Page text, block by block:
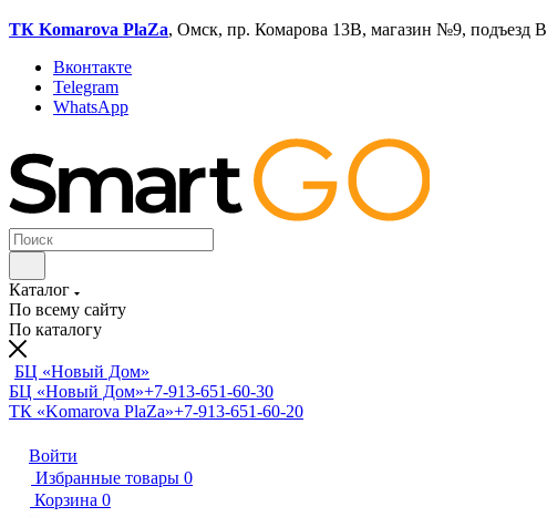
ТК Komarova PlaZa, Омск, пр. Комарова 13В, магазин №9, подъезд В
Вконтакте
Telegram
WhatsApp
Каталог
По всему сайту
По каталогу
БЦ «Новый Дом»
БЦ «Новый Дом»+7-913-651-60-30
ТК «Komarova PlaZa»+7-913-651-60-20
Войти
Избранные товары 0
Корзина 0